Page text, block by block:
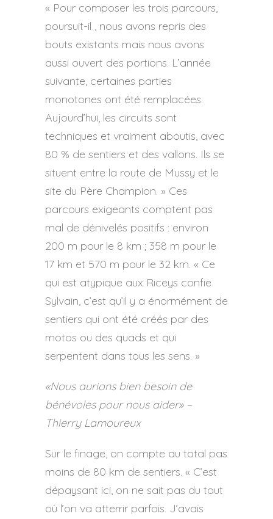
« Pour composer les trois parcours,
poursuit-il , nous avons repris des
bouts existants mais nous avons
aussi ouvert des portions. L’année
suivante, certaines parties
monotones ont été remplacées.
Aujourd’hui, les circuits sont
techniques et vraiment aboutis, avec
80 % de sentiers et des vallons. Ils se
situent entre la route de Mussy et le
site du Père Champion. » Ces
parcours exigeants comptent pas
mal de dénivelés positifs : environ
200 m pour le 8 km ; 358 m pour le
17 km et 570 m pour le 32 km. « Ce
qui est atypique aux Riceys confie
Sylvain, c’est qu’il y a énormément de
sentiers qui ont été créés par des
motos ou des quads et qui
serpentent dans tous les sens. »
«Nous aurions bien besoin de
bénévoles pour nous aider» –
Thierry Lamoureux
Sur le finage, on compte au total pas
moins de 80 km de sentiers. « C’est
dépaysant ici, on ne sait pas du tout
où l’on va atterrir parfois. J’avais